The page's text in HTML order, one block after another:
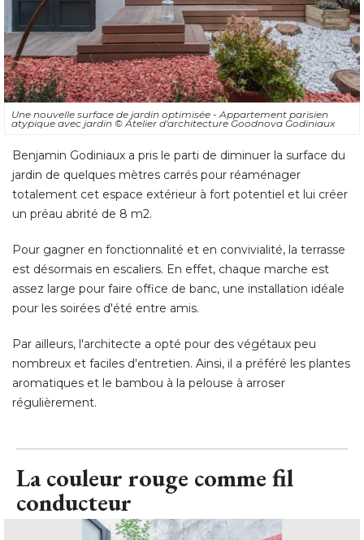
Une nouvelle surface de jardin optimisée - Appartement parisien
atypique avec jardin © Atelier d'architecture Goodnova Godiniaux
Benjamin Godiniaux a pris le parti de diminuer la surface du
jardin de quelques mètres carrés pour réaménager
totalement cet espace extérieur à fort potentiel et lui créer
un préau abrité de 8 m2.
Pour gagner en fonctionnalité et en convivialité, la terrasse
est désormais en escaliers. En effet, chaque marche est
assez large pour faire office de banc, une installation idéale
pour les soirées d'été entre amis.
Par ailleurs, l'architecte a opté pour des végétaux peu
nombreux et faciles d'entretien. Ainsi, il a préféré les plantes
aromatiques et le bambou à la pelouse à arroser
régulièrement.
La couleur rouge comme fil
conducteur